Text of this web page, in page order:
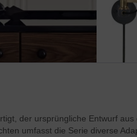
der ursprüngliche Entwurf
umfasst die Serie diverse